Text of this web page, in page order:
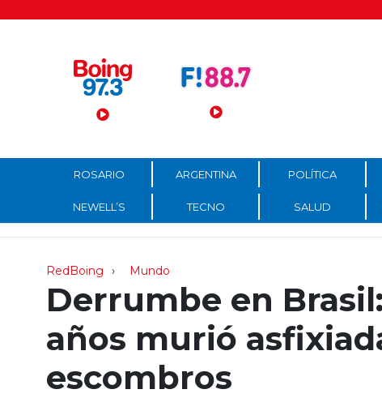
Menú Principal
ROSARIO ARGENTINA POLÍTICA
NEWELL’S TECNO SALUD
RedBoing Mundo
Derrumbe en
años murió
escombros